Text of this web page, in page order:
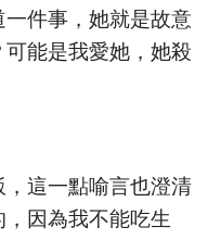
件事，她就是故意
能是我愛她，她殺
這一點喻言也澄清
因為我不能吃生